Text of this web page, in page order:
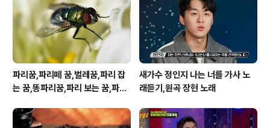
파리꿈,파리떼 꿈,벌레꿈,파리 잡
는 꿈,똥파리꿈,파리 보는 꿈,파리
새가수 정인지 나는 너를 가사 노
래듣기,원곡 장현 노래